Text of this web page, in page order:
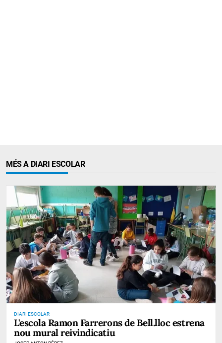
MÉS A DIARI ESCOLAR
DIARI ESCOLAR
L'escola Ramon Farrerons de Bell.lloc estrena
nou mural reivindicatiu